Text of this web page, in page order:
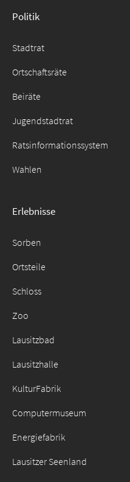
Politik
Stadtrat
Ortschaftsräte
Beiräte
Jugendstadtrat
Ratsinformationssystem
Wahlen
Erlebnisse
Sorben
Ortsteile
Schloss
Zoo
Lausitzbad
Lausitzhalle
KulturFabrik
Computermuseum
Energiefabrik
Lausitzer Seenland